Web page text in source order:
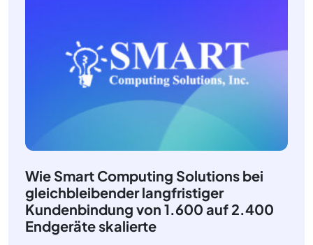
Wie Smart Computing Solutions bei
gleichbleibender langfristiger
Kundenbindung von 1.600 auf 2.400
Endgeräte skalierte